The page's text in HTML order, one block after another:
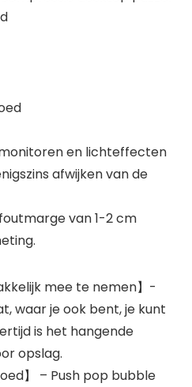
en lichteffecten
afwijken van de
van 1-2 cm
mee te nemen】-
waar je ook bent, je kunt
is het hangende
opslag.
】 – Push pop bubble